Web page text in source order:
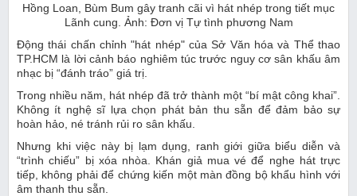
Hồng Loan, Bùm Bum gây tranh cãi vì hát nhép trong tiết mục
Lãnh cung. Ảnh: Đơn vị Tự tình phương Nam
Động thái chấn chỉnh "hát nhép" của Sở Văn hóa và Thể thao
TP.HCM là lời cảnh báo nghiêm túc trước nguy cơ sân khấu âm
nhạc bị “đánh tráo” giá trị.
Trong nhiều năm, hát nhép đã trở thành một “bí mật công khai”.
Không ít nghệ sĩ lựa chọn phát bản thu sẵn để đảm bảo sự
hoàn hảo, né tránh rủi ro sân khấu.
Nhưng khi việc này bị lạm dụng, ranh giới giữa biểu diễn và
“trình chiếu” bị xóa nhòa. Khán giả mua vé để nghe hát trực
tiếp, không phải để chứng kiến một màn đồng bộ khẩu hình với
âm thanh thu sẵn.